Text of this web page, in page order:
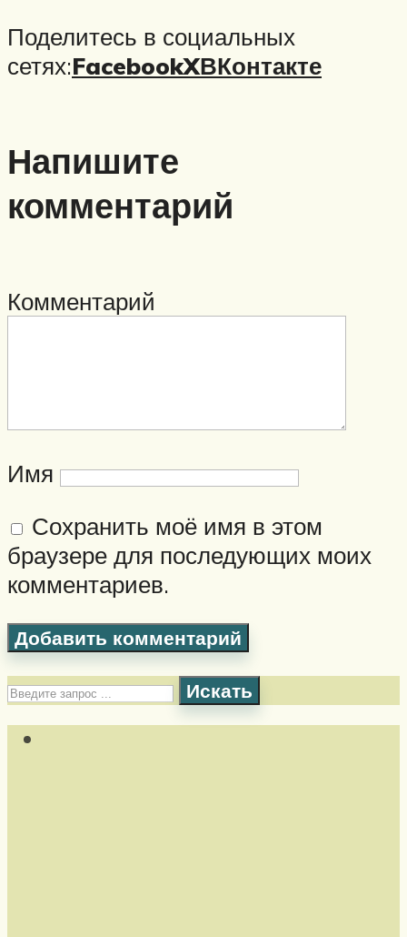
Поделитесь в социальных
сетях:FacebookXВКонтакте
Напишите
комментарий
Комментарий
Имя
Сохранить моё имя в этом
браузере для последующих моих
комментариев.
Искать